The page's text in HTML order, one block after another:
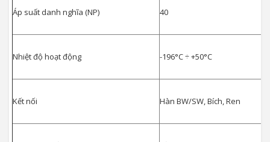
Áp suất danh nghĩa (NP) 40
Nhiệt độ hoạt động -196°C ÷ +50°C
Kết nối Hàn BW/SW, Bích, Ren